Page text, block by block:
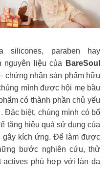
paraben hay
nguyên liệu của
BareSoul
chứng nhận sản phẩm hữu
mình được hội mẹ bầu
có thành phần chủ yếu
Đặc biệt, chúng mình có bổ
tăng hiệu quả sử dụng của
gây kích ứng. Để làm được
bước nghiên cứu, thử
actives phù hợp với làn da